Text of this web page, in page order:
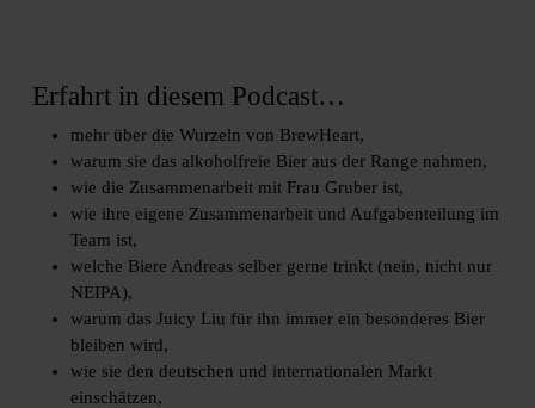
Erfahrt in diesem Podcast…
mehr über die Wurzeln von BrewHeart,
warum sie das alkoholfreie Bier aus der Range nahmen,
wie die Zusammenarbeit mit Frau Gruber ist,
wie ihre eigene Zusammenarbeit und Aufgabenteilung im
Team ist,
welche Biere Andreas selber gerne trinkt (nein, nicht nur
NEIPA),
warum das Juicy Liu für ihn immer ein besonderes Bier
bleiben wird,
wie sie den deutschen und internationalen Markt
einschätzen,